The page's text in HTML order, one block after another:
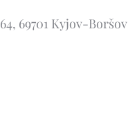
69701 Kyjov-Boršov